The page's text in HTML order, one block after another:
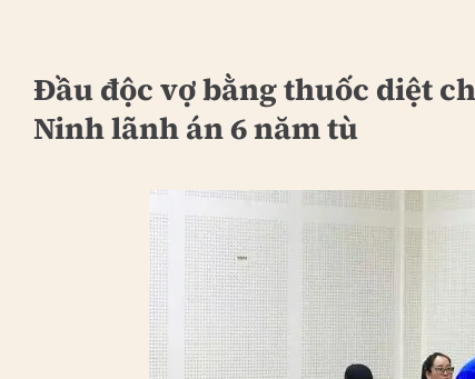
Đầu độc vợ bằng thuốc diệt
Ninh lãnh án 6 năm tù